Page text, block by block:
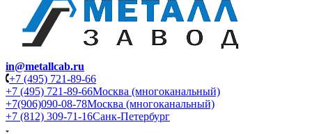
in@metallcab.ru
+7 (495) 721-89-66
+7 (495) 721-89-66Москва (многоканальный)
+7(906)090-08-78Москва (многоканальный)
+7 (812) 309-71-16Санк-Петербург